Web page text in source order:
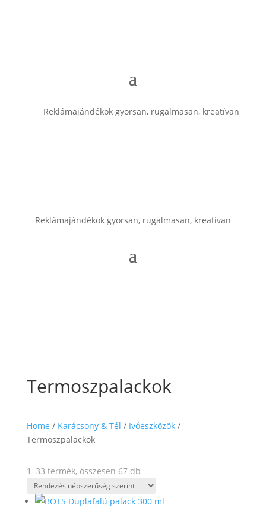
Reklámajándékok gyorsan, rugalmasan, kreatívan
Reklámajándékok gyorsan, rugalmasan, kreatívan
Termoszpalackok
Home / Karácsony & Tél / Ivóeszközök/
Termoszpalackok
1–33 termék, összesen 67 dbSorted
by
popularity